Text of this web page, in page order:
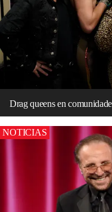
Drag queens en
NOTICIAS